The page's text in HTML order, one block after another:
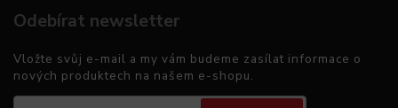
Odebírat newsletter
Vložte svůj e-mail a my vám budeme zasílat informace o
nových produktech na našem e-shopu.